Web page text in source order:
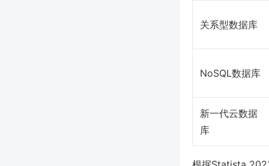
关系型数据库
NoSQL数据库
新一代云数据
库